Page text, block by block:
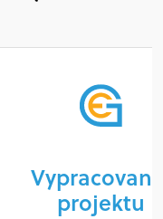
projektu